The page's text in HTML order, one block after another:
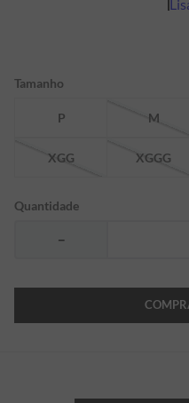
Tamanho
P M
XGG XGGG
Quantidade
－